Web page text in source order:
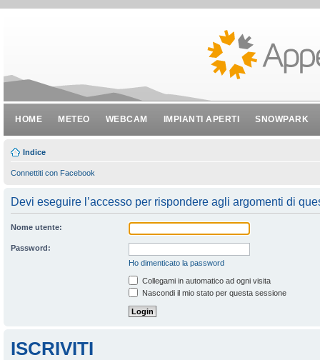
HOME METEO WEBCAM IMPIANTI APERTI SNOWPARK
Indice
Connettiti con Facebook
Devi eseguire l’accesso per rispondere agli argomenti di
Nome utente:
Password:
Ho dimenticato la password
Collegami in automatico ad ogni visita
Nascondi il mio stato per questa sessione
ISCRIVITI